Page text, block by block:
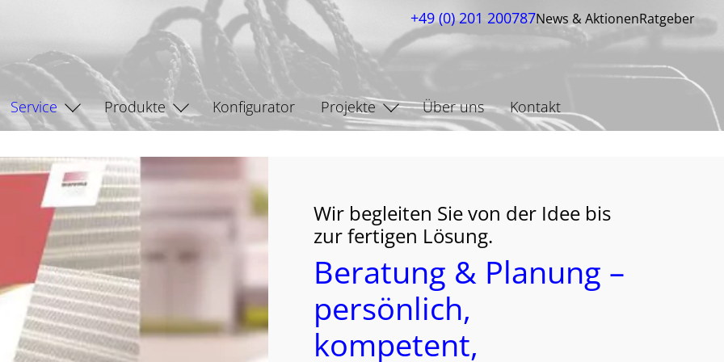
+49 (0) 201 200787News & AktionenRatgeber
Service Produkte Konfigurator Projekte Über uns Kontakt
Wir begleiten Sie von der Idee bis
zur fertigen Lösung.
Beratung & Planung –
persönlich,
kompetent,